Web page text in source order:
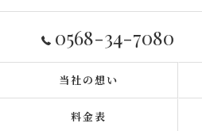
0568-34-7080
当社の想い
料金表